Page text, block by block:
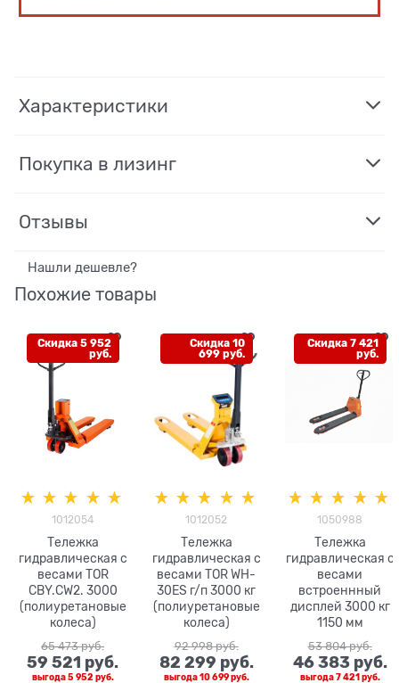
Характеристики
Покупка в лизинг
Отзывы
Нашли дешевле?
Похожие товары
Скидка 5 952
руб.
1012054
Тележка
гидравлическая с
весами TOR
CBY.CW2. 3000
(полиуретановые
колеса)
65 473 руб.
59 521 руб.
выгода5 952 руб.
Скидка 10
699 руб.
1012052
Тележка
гидравлическая с
весами TOR WH-
30ES г/п 3000 кг
(полиуретановые
колеса)
92 998 руб.
82 299 руб.
выгода10 699 руб.
Скидка 7 421
руб.
1050988
Тележка
гидравлическая с
весами
встроеннный
дисплей 3000 кг
1150 мм
полиуретановые
колеса TOR AC-
CW3
53 804 руб.
46 383 руб.
выгода7 421 руб.